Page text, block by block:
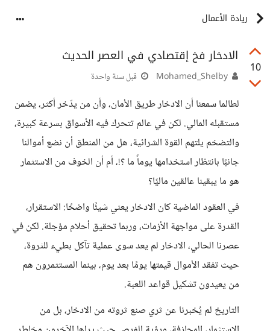
ريادة الأعمال
10
الادخار فخ إقتصادي في العصر الحديث
قبل سنة واحدة
لطالما سمعنا أن الادخار طريق الأمان، وأن من يدّخر أكثر، يضمن
مستقبله المالي. لكن في عالم تتحرك فيه الأسواق بسرعة كبيرة،
والتضخم يلتهم القوة الشرائية، هل من المنطق أن نضع أموالنا
جانبًا بانتظار استخدامها يوماً ما ؟!، أم أن الخوف من الاستثمار
هو ما يبقينا عالقين ماليًا؟
في العقود الماضية كان الادخار يعني شيئًا واضحًا: الاستقرار،
القدرة على مواجهة الأزمات، وربما تحقيق أحلام مؤجلة. لكن في
عصرنا الحالي، الادخار لم يعد سوى عملية تآكل بطيء للثروة،
حيث تفقد الأموال قيمتها يومًا بعد يوم، بينما المستثمرون هم
من يعيدون تشكيل قواعد اللعبة.
التاريخ لم يُخبرنا عن ثري صنع ثروته من الادخار، بل من